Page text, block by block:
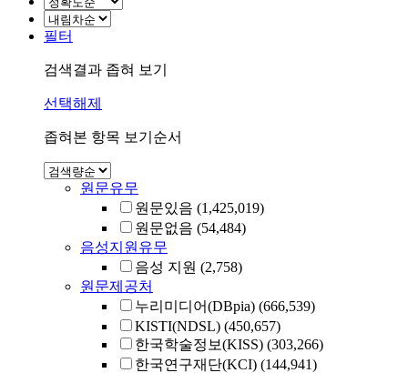
필터
검색결과 좁혀 보기
선택해제
좁혀본 항목 보기순서
원문유무
원문있음 (1,425,019)
원문없음 (54,484)
음성지원유무
음성 지원 (2,758)
원문제공처
누리미디어(DBpia) (666,539)
KISTI(NDSL) (450,657)
한국학술정보(KISS) (303,266)
한국연구재단(KCI) (144,941)